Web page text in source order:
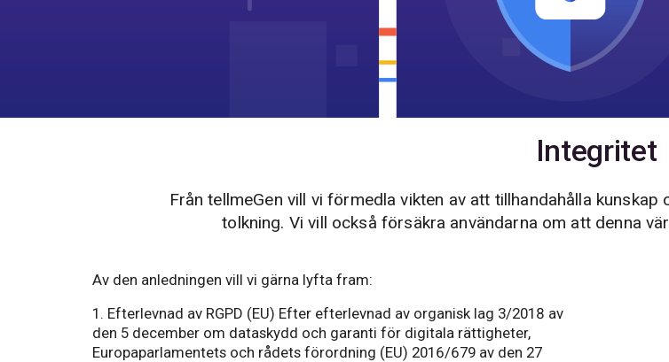
Integritet
Från tellmeGen vill vi förmedla vikten av att tillhandahålla
tolkning. Vi vill också försäkra användarna om att denna
Av den anledningen vill vi gärna lyfta fram:
1. Efterlevnad av RGPD (EU) Efter efterlevnad av organisk lag 3/2018 av
den 5 december om dataskydd och garanti för digitala rättigheter,
Europaparlamentets och rådets förordning (EU) 2016/679 av den 27